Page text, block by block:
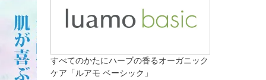
すべてのかたにハーブの香るオーガニック
ケア「ルアモ ベーシック」